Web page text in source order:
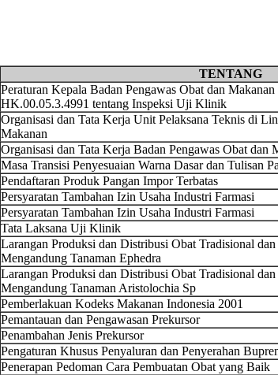
TENTANG
Peraturan Kepala Badan Pengawas Obat dan
HK.00.05.3.4991 tentang Inspeksi Uji Klinik
Organisasi dan Tata Kerja Unit Pelaksana Teknis di
Makanan
Organisasi dan Tata Kerja Badan Pengawas Obat dan
Masa Transisi Penyesuaian Warna Dasar dan Tulisan
Pendaftaran Produk Pangan Impor Terbatas
Persyaratan Tambahan Izin Usaha Industri Farmasi
Persyaratan Tambahan Izin Usaha Industri Farmasi
Tata Laksana Uji Klinik
Larangan Produksi dan Distribusi Obat Tradisional
Mengandung Tanaman Ephedra
Larangan Produksi dan Distribusi Obat Tradisional
Mengandung Tanaman Aristolochia Sp
Pemberlakuan Kodeks Makanan Indonesia 2001
Pemantauan dan Pengawasan Prekursor
Penambahan Jenis Prekursor
Pengaturan Khusus Penyaluran dan Penyerahan
Penerapan Pedoman Cara Pembuatan Obat yang Baik